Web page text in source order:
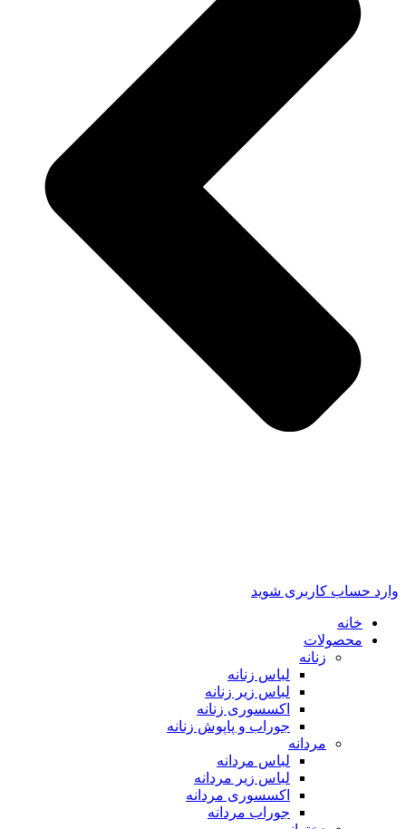
وارد حساب کاربری شوید
خانه
محصولات
زنانه
لباس زنانه
لباس زیر زنانه
اکسسوری زنانه
جوراب و پاپوش زنانه
مردانه
لباس مردانه
لباس زیر مردانه
اکسسوری مردانه
جوراب مردانه